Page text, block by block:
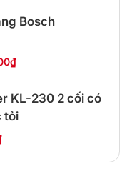
Bosch
KL-230 2 cối có
tỏi